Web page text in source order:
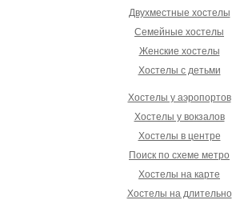
Двухместные хостелы
Семейные хостелы
Женские хостелы
Хостелы с детьми
Хостелы у аэропортов
Хостелы у вокзалов
Хостелы в центре
Поиск по схеме метро
Хостелы на карте
Хостелы на длительно